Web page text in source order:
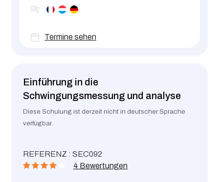
Termine sehen
Einführung in die
Schwingungsmessung und analyse
Diese Schulung ist derzeit nicht in deutscher Sprache
verfügbar.
REFERENZ : SEC092
4 Bewertungen